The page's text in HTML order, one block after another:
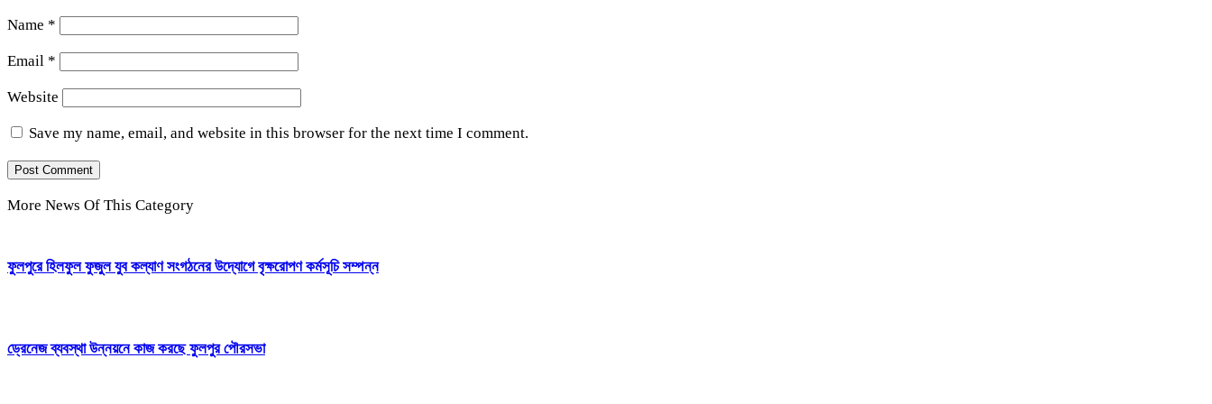
Name *
Email *
Website
Save my name, email, and website in this browser for the next time I comment.
More News Of This Category
ফুলপুরে হিলফুল ফুজুল যুব কল্যাণ সংগঠনের উদ্যোগে বৃক্ষরোপণ কর্মসূচি সম্পন্ন
ড্রেনেজ ব্যবস্থা উন্নয়নে কাজ করছে ফুলপুর পৌরসভা